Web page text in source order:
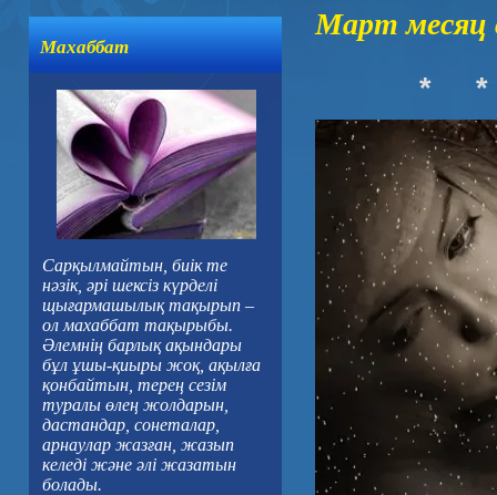
Махаббат
Сарқылмайтын, биік те
нәзік, әрі шексіз күрделі
щығармашылық тақырып –
ол махаббат тақырыбы.
Әлемнің барлық ақындары
бұл ұшы-қиыры жоқ, ақылға
қонбайтын, терең сезім
туралы өлең жолдарын,
дастандар, сонеталар,
арнаулар жазған, жазып
келеді және әлі жазатын
болады.
Март месяц
* *